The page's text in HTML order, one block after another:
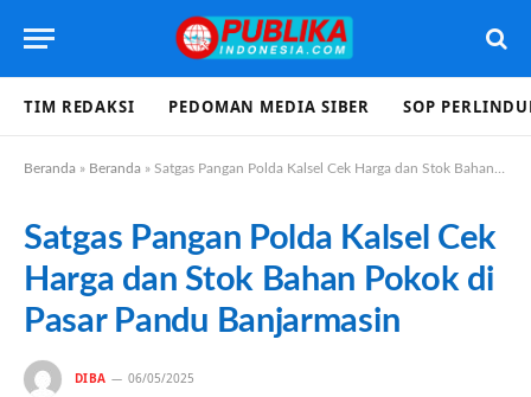
TIM REDAKSI PEDOMAN MEDIA SIBER SOP
Beranda » Beranda » Satgas Pangan Polda Kalsel Cek Harga dan Stok Bahan Pokok di Pasar Pandu Banjarmasin
Satgas Pangan Polda Kalsel Cek
Harga dan Stok Bahan Pokok di
Pasar Pandu Banjarmasin
DIBA 06/05/2025